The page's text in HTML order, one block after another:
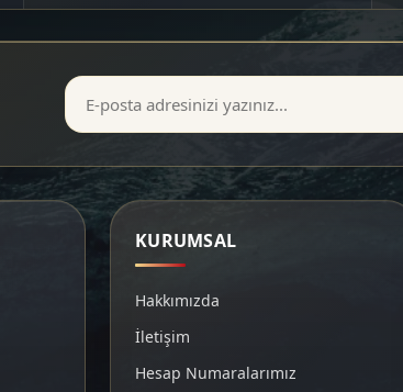
KURUMSAL
Hakkımızda
İletişim
Hesap Numaralarımız